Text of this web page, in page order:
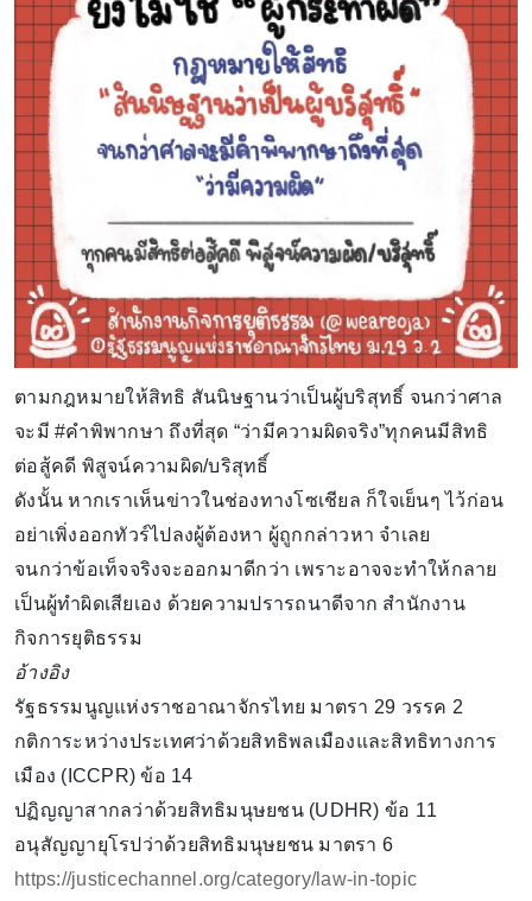
ตามกฎหมายให้สิทธิ สันนิษฐานว่าเป็นผู้บริสุทธิ์ จนกว่าศาล
จะมี #คำพิพากษา ถึงที่สุด “ว่ามีความผิดจริง”ทุกคนมีสิทธิ
ต่อสู้คดี พิสูจน์ความผิด/บริสุทธิ์
ดังนั้น หากเราเห็นข่าวในช่องทางโซเชียล ก็ใจเย็นๆ ไว้ก่อน
อย่าเพิ่งออกทัวร์ไปลงผู้ต้องหา ผู้ถูกกล่าวหา จำเลย
จนกว่าข้อเท็จจริงจะออกมาดีกว่า เพราะอาจจะทำให้กลาย
เป็นผู้ทำผิดเสียเอง ด้วยความปรารถนาดีจาก สำนักงาน
กิจการยุติธรรม
อ้างอิง
รัฐธรรมนูญแห่งราชอาณาจักรไทย มาตรา 29 วรรค 2
กติการะหว่างประเทศว่าด้วยสิทธิพลเมืองและสิทธิทางการ
เมือง (ICCPR) ข้อ 14
ปฏิญญาสากลว่าด้วยสิทธิมนุษยชน (UDHR) ข้อ 11
อนุสัญญายุโรปว่าด้วยสิทธิมนุษยชน มาตรา 6
https://justicechannel.org/category/law-in-topic